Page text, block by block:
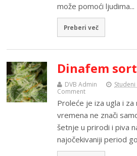
može pomoći ljudima...
Preberi več
Dinafem
DVB Admin
Comment
Proleće je iza ugla i
vremena ne znači
šetnje u prirodi i piva
najočekivaniji period